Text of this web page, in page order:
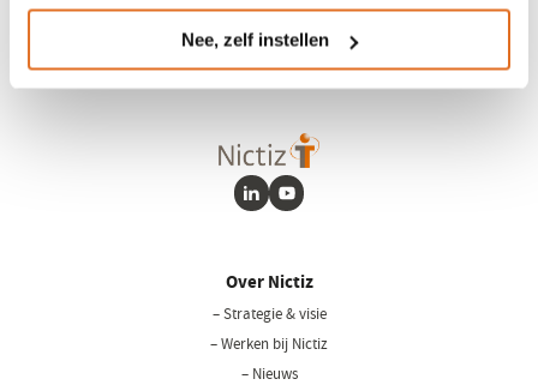
Nee, zelf instellen
AI.
LinkedInYoutube
Over Nictiz
– Strategie & visie
– Werken bij Nictiz
– Nieuws